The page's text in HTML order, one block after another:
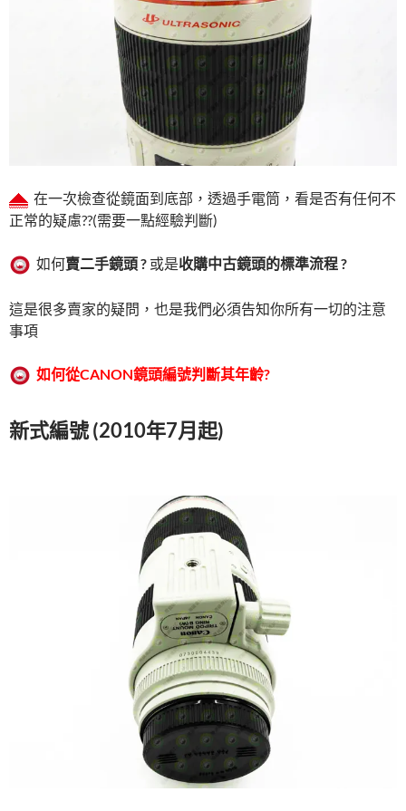
在一次檢查從鏡面到底部，透過手電筒，看是否有任何不
正常的疑慮??(需要一點經驗判斷)
如何賣二手鏡頭 ? 或是收購中古鏡頭的標準流程 ?
這是很多賣家的疑問，也是我們必須告知你所有一切的注意
事項
如何從CANON鏡頭編號判斷其年齡?
新式編號 (2010年7月起)